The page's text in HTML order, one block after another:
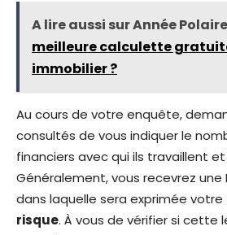
A lire aussi sur Année
meilleure calculette
immobilier ?
Au cours de votre enquête,
consultés de vous indiquer le
financiers avec qui ils travaillent
Généralement, vous recevrez une
dans laquelle sera exprimée votre
risque. À vous de vérifier si cette